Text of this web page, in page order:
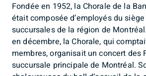
Fondée en 1952, la Chorale de la
était composée d’employés du
succursales de la région de
en décembre, la Chorale, qui
membres, organisait un concert des
succursale principale de Montréal.